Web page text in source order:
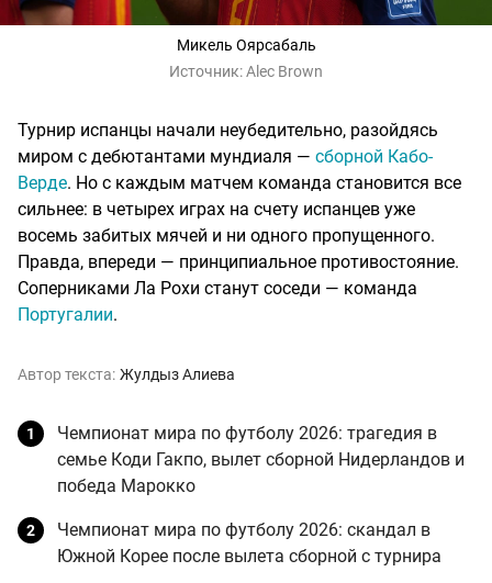
Микель Оярсабаль
Источник:Alec Brown
Турнир испанцы начали неубедительно, разойдясь
миром с дебютантами мундиаля — сборной Кабо-
Верде. Но с каждым матчем команда становится все
сильнее: в четырех играх на счету испанцев уже
восемь забитых мячей и ни одного пропущенного.
Правда, впереди — принципиальное противостояние.
Соперниками Ла Рохи станут соседи — команда
Португалии.
Автор текста: Жулдыз Алиева
Чемпионат мира по футболу 2026: трагедия в
семье Коди Гакпо, вылет сборной Нидерландов и
победа Марокко
Чемпионат мира по футболу 2026: скандал в
Южной Корее после вылета сборной с турнира